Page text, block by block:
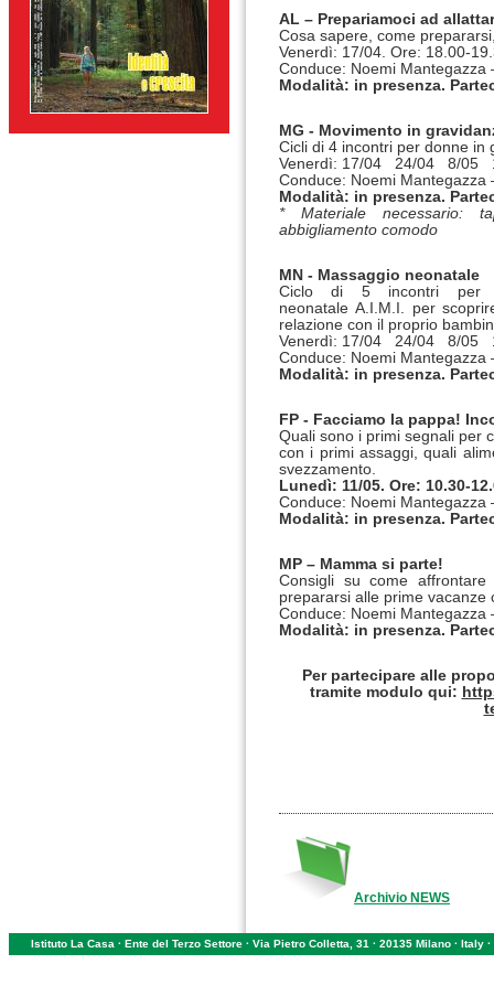
AL – Prepariamoci ad
Cosa sapere, come
Venerdì: 17/04. Ore: 18.00-
Conduce: Noemi Mantegazza
Modalità: in presenza.
MG - Movimento in
Cicli di 4 incontri per donne
Venerdì: 17/04 24/04 8/05
Conduce: Noemi Mantegazza
Modalità: in presenza.
* Materiale necessario:
abbigliamento comodo
MN - Massaggio neonatale
Ciclo di 5 incontri per
neonatale A.I.M.I. per
relazione con il proprio
Venerdì: 17/04 24/04 8/05
Conduce: Noemi Mantegazza
Modalità: in presenza.
FP - Facciamo la pappa!
Quali sono i primi segnali per
con i primi assaggi, quali
svezzamento.
Lunedì: 11/05. Ore: 10.30-
Conduce: Noemi Mantegazza
Modalità: in presenza.
MP – Mamma si parte!
Consigli su come
prepararsi alle prime
Conduce: Noemi Mantegazza
Modalità: in presenza.
Per partecipare alle
tramite modulo qui:
Archivio NEWS
Istituto La Casa · Ente del Terzo Settore · Via Pietro Colletta, 31 · 20135 Milano · Italy